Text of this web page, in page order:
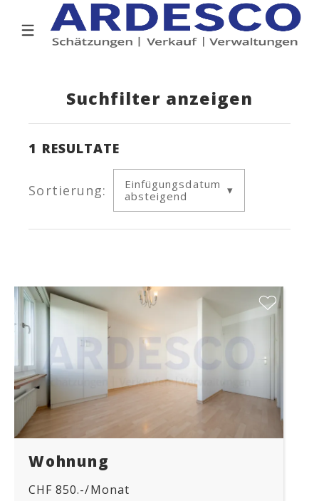
Suchfilter anzeigen
1 RESULTATE
Sortierung:
Einfügungsdatum
absteigend
Wohnung
CHF 850.-/Monat